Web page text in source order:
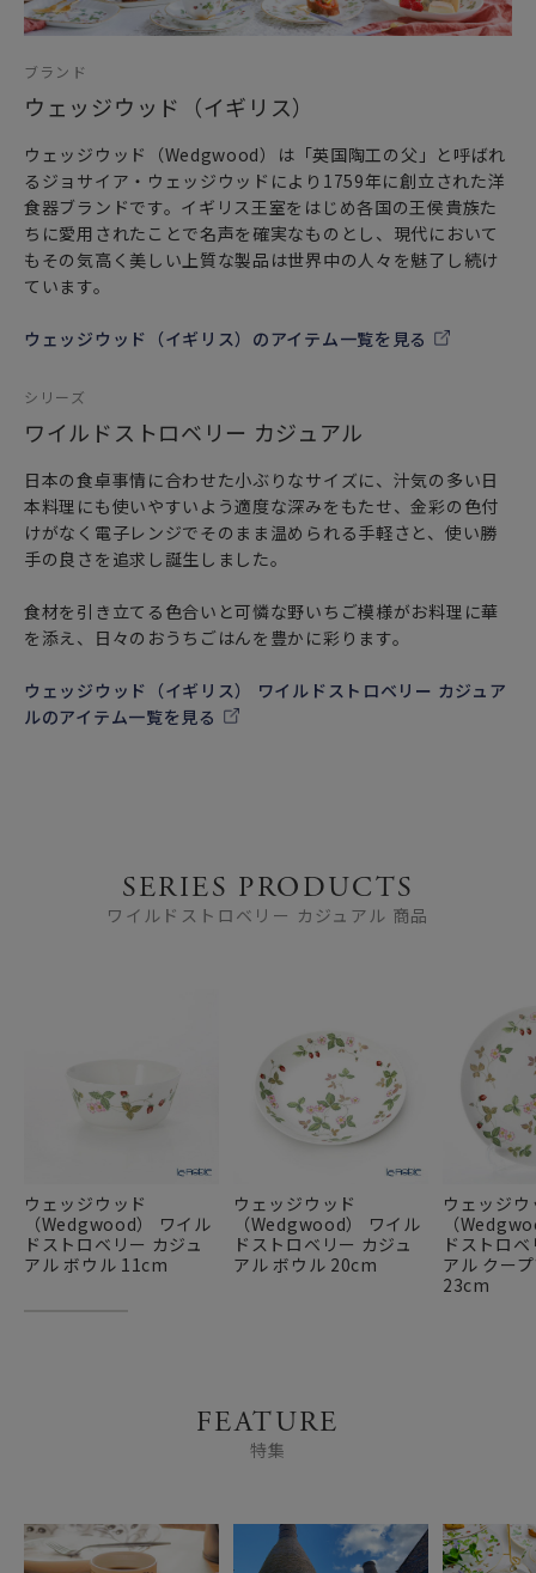
ブランド
ウェッジウッド（イギリス）
ウェッジウッド（Wedgwood）は「英国陶工の父」と呼ばれ
るジョサイア・ウェッジウッドにより1759年に創立された洋
食器ブランドです。イギリス王室をはじめ各国の王侯貴族た
ちに愛用されたことで名声を確実なものとし、現代において
もその気高く美しい上質な製品は世界中の人々を魅了し続け
ています。
ウェッジウッド（イギリス）のアイテム一覧を見る
シリーズ
ワイルドストロベリー カジュアル
日本の食卓事情に合わせた小ぶりなサイズに、汁気の多い日
本料理にも使いやすいよう適度な深みをもたせ、金彩の色付
けがなく電子レンジでそのまま温められる手軽さと、使い勝
手の良さを追求し誕生しました。
食材を引き立てる色合いと可憐な野いちご模様がお料理に華
を添え、日々のおうちごはんを豊かに彩ります。
ウェッジウッド（イギリス） ワイルドストロベリー カジュア
ルのアイテム一覧を見る
SERIES PRODUCTS
ワイルドストロベリー カジュアル 商品
ウェッジウッド
（Wedgwood） ワイル
ドストロベリー カジュ
アル ボウル 11cm
ウェッジウッド
（Wedgwood） ワイル
ドストロベリー カジュ
アル ボウル 20cm
ウェッジウ
（
ドストロ
アル クー
23cm
FEATURE
特集